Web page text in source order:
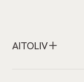
AITOLIV＋